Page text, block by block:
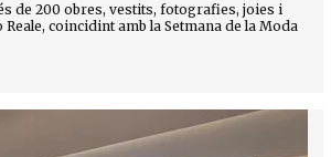
de 200 obres, vestits, fotografies, joies i
coincidint amb la Setmana de la Moda